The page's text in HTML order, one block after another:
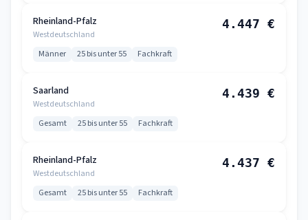
Rheinland-Pfalz
Westdeutschland
4.447 €
Männer 25 bis unter 55 Fachkraft
Saarland
Westdeutschland
4.439 €
Gesamt 25 bis unter 55 Fachkraft
Rheinland-Pfalz
Westdeutschland
4.437 €
Gesamt 25 bis unter 55 Fachkraft